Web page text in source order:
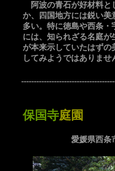
阿波の青石が好材料と
か、四国地方には鋭い美
多い。特に徳島や西条・
には、知られざる名庭が
が本来示していたはずの
してみようではありませ
保国寺庭園
愛媛県西条